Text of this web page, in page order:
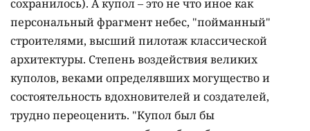
сохранилось). А купол – это не что иное как
персональный фрагмент небес, "пойманный"
строителями, высший пилотаж классической
архитектуры. Степень воздействия великих
куполов, веками определявших могущество и
состоятельность вдохновителей и создателей,
трудно переоценить. "Купол был бы